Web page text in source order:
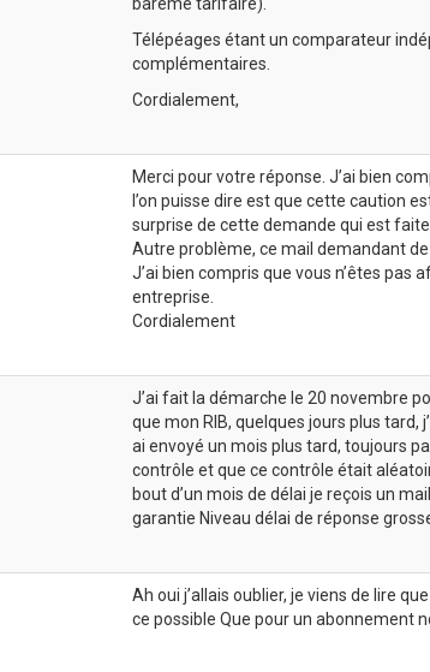
Télépéages étant un comparateur
complémentaires.
Cordialement,
Merci pour votre réponse. J’ai bien
l’on puisse dire est que cette caution
surprise de cette demande qui est
Autre problème, ce mail demandant
J’ai bien compris que vous n’êtes pas
entreprise.
Cordialement
J’ai fait la démarche le 20 novembre
que mon RIB, quelques jours plus tard,
ai envoyé un mois plus tard, toujours
contrôle et que ce contrôle était
bout d’un mois de délai je reçois un
garantie Niveau délai de réponse
Ah oui j’allais oublier, je viens de lire
ce possible Que pour un abonnement